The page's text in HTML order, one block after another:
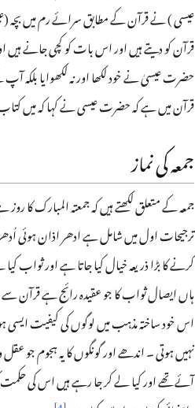
عیسی ) نے قرآن کے مطابق سرائے رم میں بچہ
قرآن کو دیتے ہیں اور اس بات کو کچی جانے ہیں
حضرت عیسیٰ نے خود لکھا اور نہ لکھوایا بلکہ
قرآن میں ہے کہ حضرت عیسی نے کہا کہ میں
جمعہ کی نماز
جمعہ کے متعلق لکھتے ہیں کہ جمعتہ المبارک کا
ترجیحات اول میں شامل ہے ادھر اذان ہوئی
کرنے کا بڑا ذریعہ خیال کیا جاتا ہے اور ثواب
ہاں ایصال ثواب کا جو عقیدہ رائج ہے قرآن سے
اس خود ساختہ مذہب میں لوگوں کی کیفیت
نہیں ہوتی ۔ اندھے اور گونگوں کا یہ ہجوم جو
آئے تھے اور کیا لے کر جا رہے ہیں اس کی